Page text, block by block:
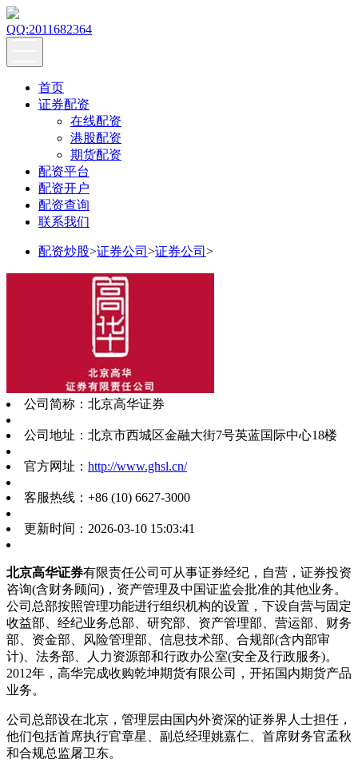
QQ:2011682364
首页
证券配资
在线配资
港股配资
期货配资
配资平台
配资开户
配资查询
联系我们
配资炒股>证券公司 >证券公司 >
公司简称： 北京高华证券
公司地址： 北京市西城区金融大街7号英蓝国际中心18楼
官方网址： http://www.ghsl.cn/
客服热线： +86 (10) 6627-3000
更新时间： 2026-03-10 15:03:41
北京高华证券有限责任公司可从事证券经纪，自营，证券投资
咨询(含财务顾问)，资产管理及中国证监会批准的其他业务。
公司总部按照管理功能进行组织机构的设置，下设自营与固定
收益部、经纪业务总部、研究部、资产管理部、营运部、财务
部、资金部、风险管理部、信息技术部、合规部(含内部审
计)、法务部、人力资源部和行政办公室(安全及行政服务)。
2012年，高华完成收购乾坤期货有限公司，开拓国内期货产品
业务。
公司总部设在北京，管理层由国内外资深的证券界人士担任，
他们包括首席执行官章星、副总经理姚嘉仁、首席财务官孟秋
和合规总监屠卫东。